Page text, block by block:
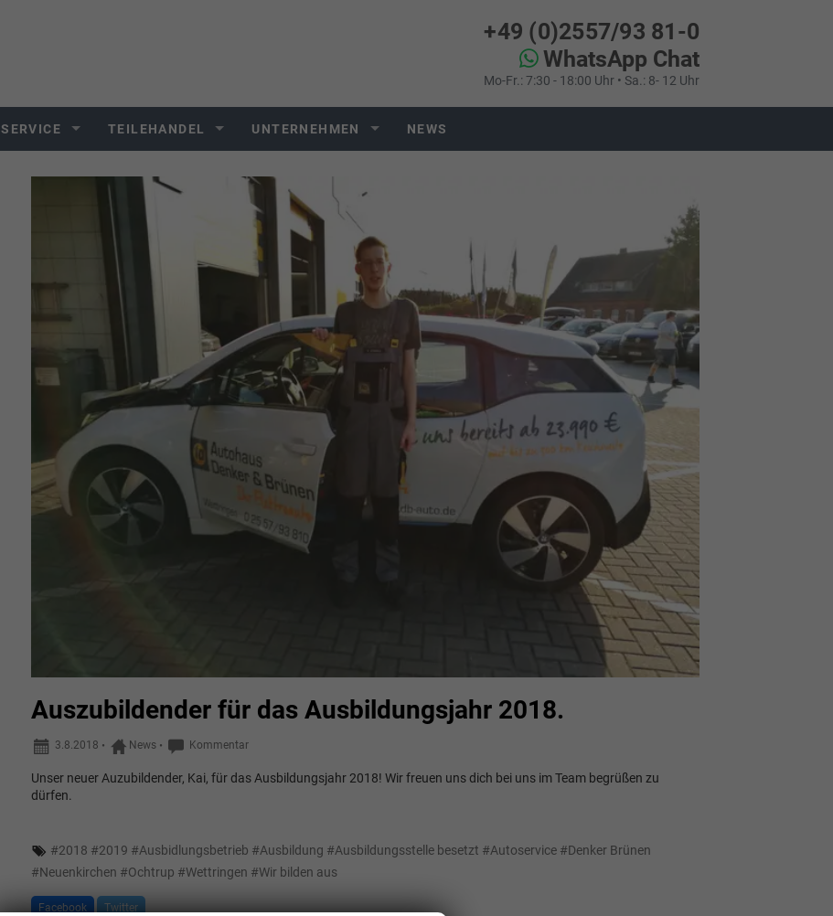
+49 (0)2557/93 81-0
WhatsApp Chat
Mo-Fr.: 7:30 - 18:00 Uhr • Sa.: 8- 12 Uhr
SERVICE TEILEHANDEL UNTERNEHMEN NEWS
Auszubildender für das Ausbildungsjahr 2018.
3.8.2018 • News • Kommentar
Unser neuer Auzubildender, Kai, für das Ausbildungsjahr 2018! Wir freuen uns dich bei uns im Team begrüßen zu
dürfen.
#2018 #2019 #Ausbidlungsbetrieb #Ausbildung #Ausbildungsstelle besetzt #Autoservice #Denker Brünen
#Neuenkirchen #Ochtrup #Wettringen #Wir bilden aus
Facebook Twitter